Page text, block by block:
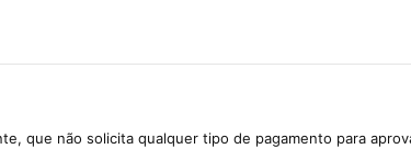
que não solicita qualquer tipo de pagamento para